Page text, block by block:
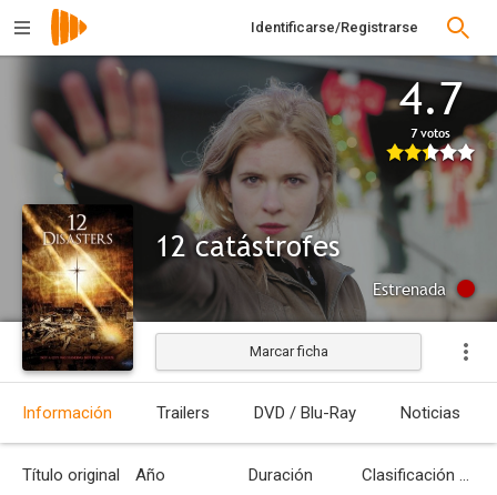
Identificarse/Registrarse
4.7
7 votos
12 catástrofes
Estrenada
Marcar ficha
Información Trailers DVD / Blu-Ray Noticias
Título original Año Duración Clasificación por edades